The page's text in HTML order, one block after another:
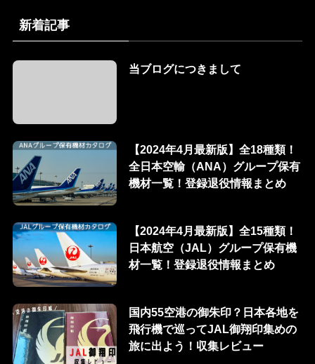
新着記事
当ブログにつきまして
【2024年4月最新版】全18種類！
全日本空輸（ANA）グループ保有
機材一覧！登録退役情報まとめ
【2024年4月最新版】全15種類！
日本航空（JAL）グループ保有機
材一覧！登録退役情報まとめ
国内55空港の御朱印？日本各地を
飛行機で巡ってJAL御翔印集めの
旅に出よう！収集レビュー